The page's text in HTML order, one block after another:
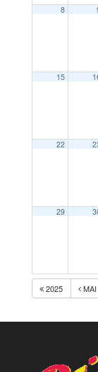
8
15
22
29
2025 MAI